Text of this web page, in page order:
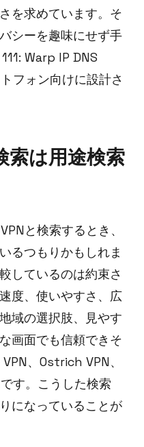
を求めています。そ
シーを趣味にせず手
Warp IP DNS
フォン向けに設計さ
索は用途検索
と検索するとき、
るつもりかもしれま
しているのは約束さ
度、使いやすさ、広
域の選択肢、見やす
画面でも信頼できそ
、Ostrich VPN、
す。こうした検索
になっていることが